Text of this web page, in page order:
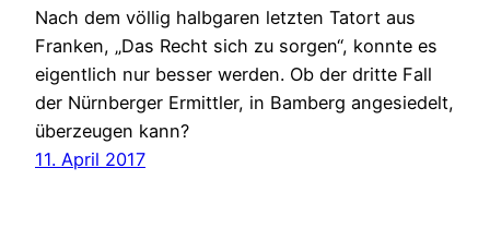
Nach dem völlig halbgaren letzten Tatort aus
Franken, „Das Recht sich zu sorgen“, konnte es
eigentlich nur besser werden. Ob der dritte Fall
der Nürnberger Ermittler, in Bamberg angesiedelt,
überzeugen kann?
11. April 2017